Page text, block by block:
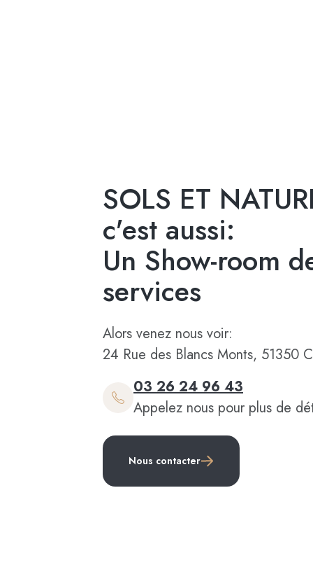
SOLS ET
c'est aussi:
Un Show-room
services
Alors venez nous voir:
24 Rue des Blancs Monts, 51350
03 26 24 96 43
Appelez nous pour plus de
Nous contacter